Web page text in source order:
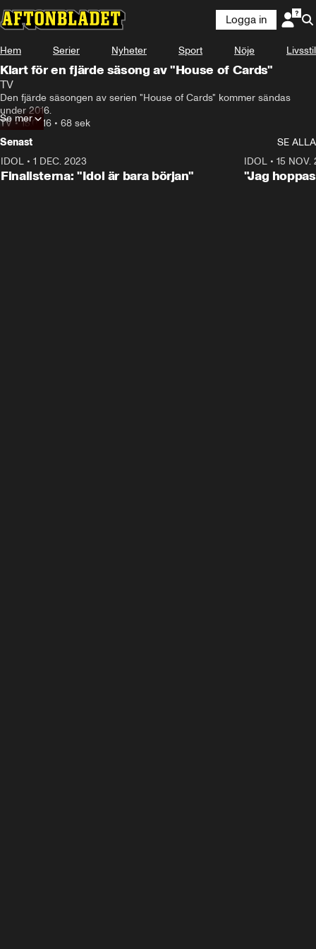
Logga in
Hem Serier Nyheter Sport Nöje Livsstil
Klart för en fjärde säsong av "House of Cards"
TV
Den fjärde säsongen av serien "House of Cards" kommer sändas
under 2016.
TV •15.07.16 • 68 sek
Se mer
Senast
SE ALLA
IDOL • 1 DEC. 2023
Finalisterna: "Idol är bara början"
IDOL• 15 NOV.
"Jag